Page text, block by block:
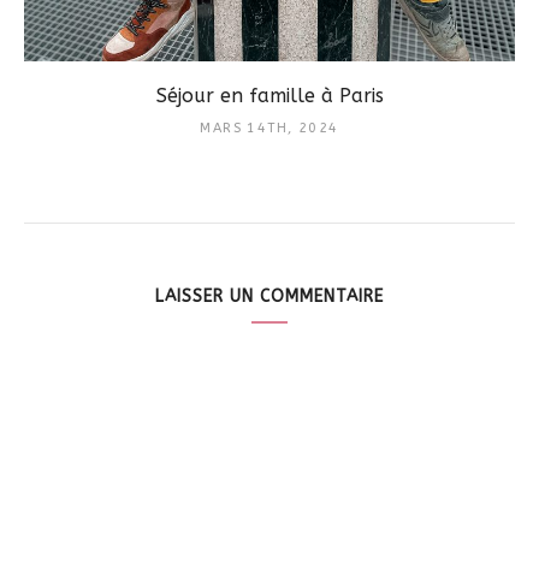
Séjour en famille à Paris
MARS 14TH, 2024
LAISSER UN COMMENTAIRE